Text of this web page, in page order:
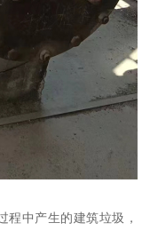
程中产生的建筑垃圾，